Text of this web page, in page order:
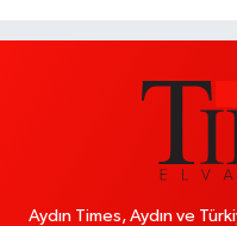
Aydın Times, Aydın ve